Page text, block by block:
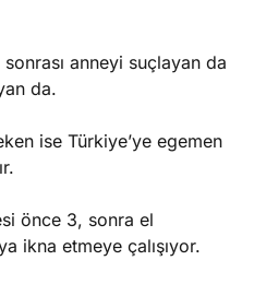
anneyi suçlayan da
da.
ise Türkiye’ye egemen
önce 3, sonra el
ikna etmeye çalışıyor.